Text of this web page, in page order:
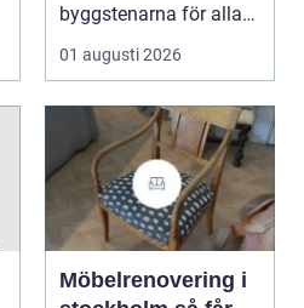
byggstenarna för alla
som vill arbet...
01 augusti 2026
Möbelrenovering i